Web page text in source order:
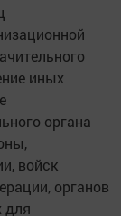
иных
органа
войск
органов
для